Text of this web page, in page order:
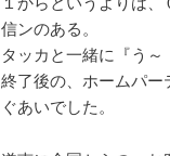
信ンのある。
タッカと一緒に『う
終了後の、ホームパー
ぐあいでした。